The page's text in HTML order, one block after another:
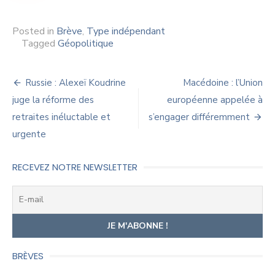
Posted in Brève, Type indépendant
Tagged Géopolitique
Navigation
de
l’article
Russie : Alexeï Koudrine
juge la réforme des
retraites inéluctable et
urgente
Macédoine : l’Union
européenne appelée à
s’engager différemment
RECEVEZ NOTRE NEWSLETTER
BRÈVES